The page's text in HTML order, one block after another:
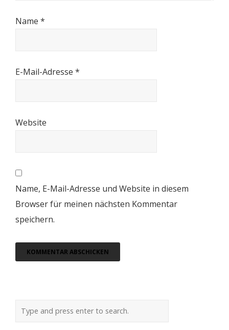
Name *
E-Mail-Adresse *
Website
Name, E-Mail-Adresse und Website in diesem
Browser für meinen nächsten Kommentar
speichern.